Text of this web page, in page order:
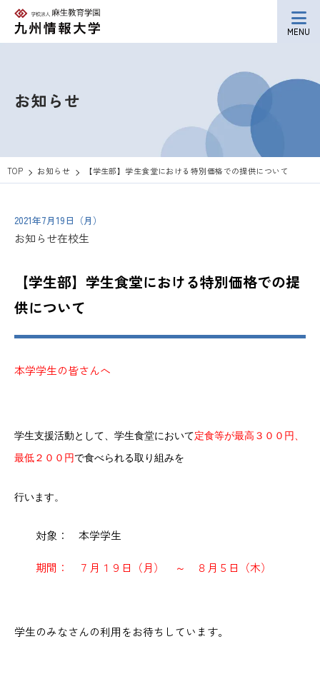
MENU
お知らせ
TOP お知らせ 【学生部】学生食堂における特別価格での提供について
2021年7月19日（月）
お知らせ在校生
【学生部】学生食堂における特別価格での提
供について
本学学生の皆さんへ
学生支援活動として、学生食堂において定食等が最高３００円、
最低２００円 で食べられる取り組みを
行います。
対象： 本学学生
期間： ７月１９日（月） ～ ８月５日（木）
学生のみなさんの利用をお待ちしています。